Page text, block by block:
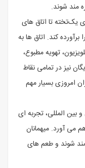
مند شوند.
یک‌تخته تا اتاق‌ های
کند. اتاق ‌ها به
تهویه مطبوع،
نیز در تمامی نقاط
امروزی بسیار مهم
بین‌ المللی، تجربه ‌ای
می ‌آورد. میهمانان
شوند و طعم ‌های